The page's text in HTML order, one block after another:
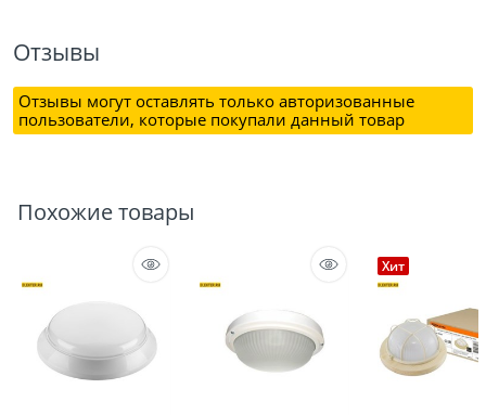
Отзывы
Отзывы могут оставлять только авторизованные
пользователи, которые покупали данный товар
Похожие товары
Хит